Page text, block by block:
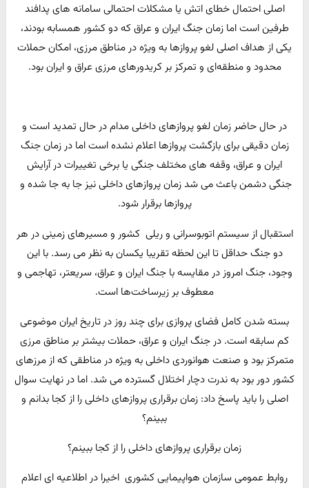
اصلی احتمال خطای اتش یا مشکلات احتمالی سامانه های پدافند
طرفین است اما زمان جنگ ایران و عراق که دو کشور همسابه بودند،
یکی از هداف اصلی لغو پروازها به ویژه در مناطق مرزی، امکان حملات
محدود و منطقه‌ای و تمرکز بر کریدورهای مرزی عراق و ایران بود.
در حال حاضر زمان لغو پروازهای داخلی مدام در حال تمدید است و
زمان دقیقی برای بازگشت پروازها اعلام نشده است اما در زمان جنگ
ایران و عراق، وقفه های مختلف جنگی یا برخی تغییرات در آرایش
جنگی دشمن باعث می شد زمان پروازهای داخلی نیز جا به جا شده و
پروازها برقرار شود.
استقبال از سیستم اتوبوسرانی و ریلی کشور و مسیرهای زمینی در هر
دو جنگ حداقل تا این لحظه تقریبا یکسان به نظر می رسد. با این
وجود، جنگ امروز در مقایسه با جنگ ایران و عراق، سریعتر، تهاجمی و
معطوف بر زیرساخت‌ها است.
بسته شدن کامل فضای پروازی برای چند روز در تاریخ ایران موضوعی
کم سابقه است. در جنگ ایران و عراق، حملات بیشتر بر مناطق مرزی
متمرکز بود و صنعت هوانوردی داخلی به ویژه در مناطقی که از مرزهای
کشور دور بود به ندرت دچار اختلال گسترده می شد. اما در نهایت سوال
اصلی را باید پاسخ داد: زمان برقراری پروازهای داخلی را از کجا بدانم و
ببینم؟
زمان برقراری پروازهای داخلی را از کجا ببینم؟
روابط عمومی سازمان هواپیمایی کشوری اخیرا در اطلاعیه ای اعلام